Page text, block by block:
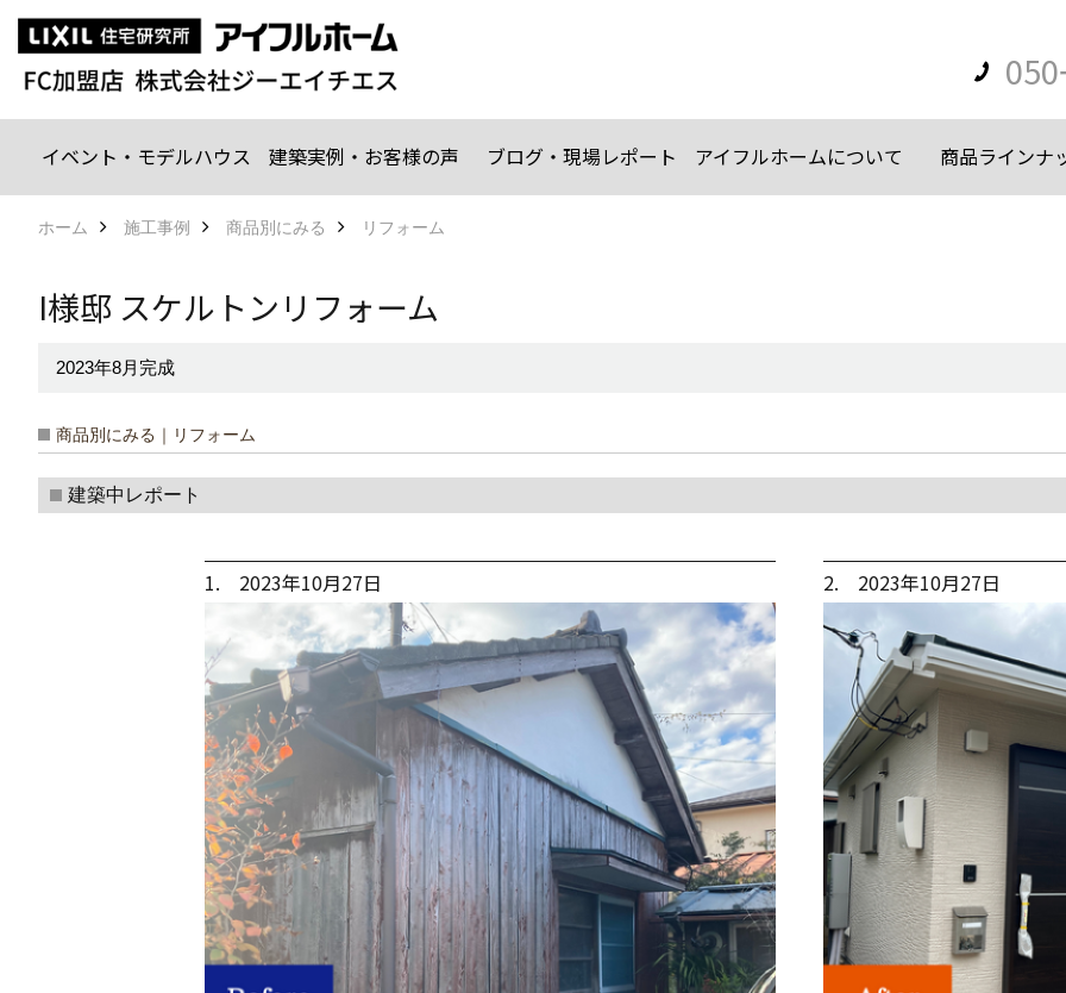
イベント・モデルハウス 建築実例・お客様の声 ブログ・現場レポート アイフルホームについて 商品ラインナ
ホーム 施工事例 商品別にみる リフォーム
I様邸 スケルトンリフォーム
2023年8月完成
商品別にみる｜リフォーム
建築中レポート
1. 2023年10月27日 2. 2023年10月27日